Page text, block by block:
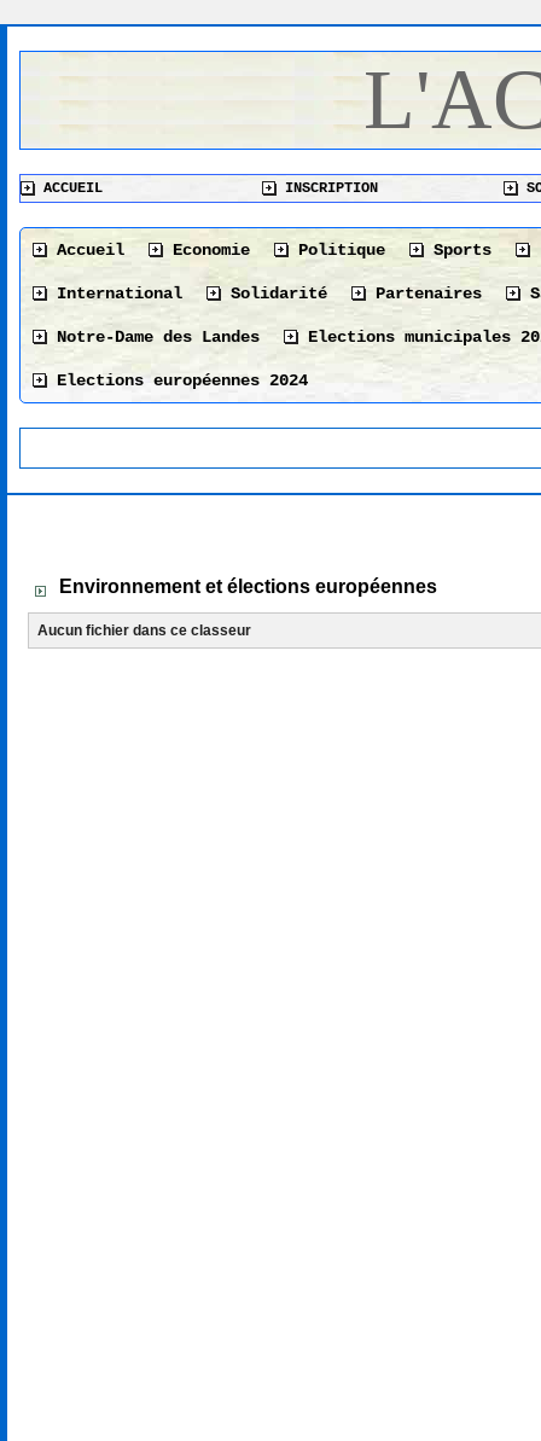
ACCUEIL INSCRIPTION
Accueil Economie Politique Sports
International Solidarité Partenaires
Notre-Dame des Landes Elections municipales
Elections européennes 2024
Environnement et élections européennes
Aucun fichier dans ce classeur